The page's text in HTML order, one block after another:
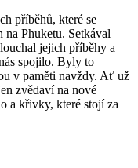
příběhů, které se
Phuketu. Setkával
jejich příběhy⁣ a
spojilo. Byly to
v paměti navždy. Ať už
zvědaví na⁢ nové
a křivky, které stojí za